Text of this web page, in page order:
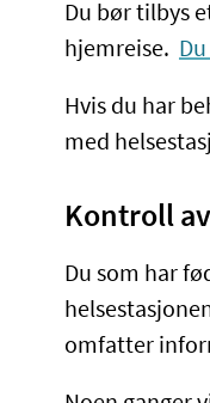
Du bør tilbys
hjemreise.
Hvis du har
med
Kontroll
Du som har
omfatter